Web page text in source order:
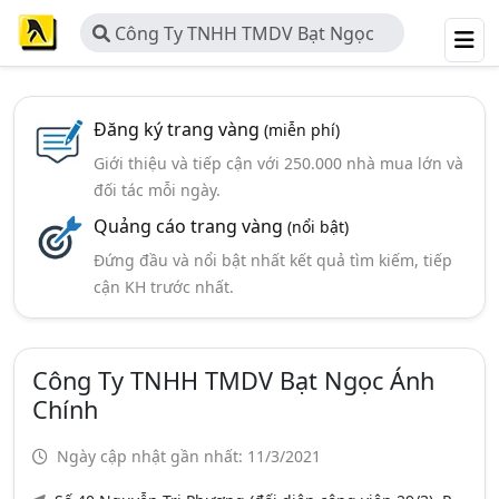
Công Ty TNHH TMDV Bạt Ngọc
ánh Chính
Đăng ký trang vàng (miễn phí)
Giới thiệu và tiếp cận với 250.000 nhà mua lớn và
đối tác mỗi ngày.
Quảng cáo trang vàng (nổi bật)
Đứng đầu và nổi bật nhất kết quả tìm kiếm, tiếp
cận KH trước nhất.
Công Ty TNHH TMDV Bạt Ngọc Ánh
Chính
Ngày cập nhật gần nhất: 11/3/2021